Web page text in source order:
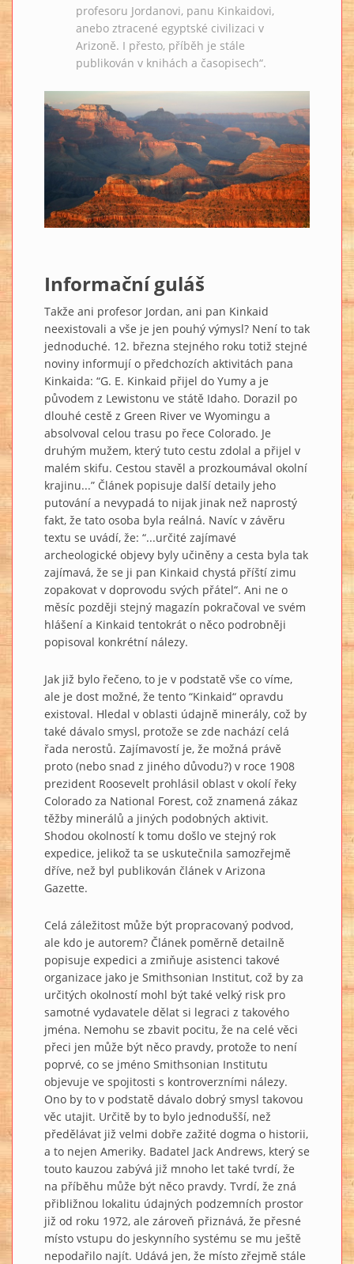
profesoru Jordanovi, panu Kinkaidovi,
anebo ztracené egyptské civilizaci v
Arizoně. I přesto, příběh je stále
publikován v knihách a časopisech“.
Informační guláš
Takže ani profesor Jordan, ani pan Kinkaid
neexistovali a vše je jen pouhý výmysl? Není to tak
jednoduché. 12. března stejného roku totiž stejné
noviny informují o předchozích aktivitách pana
Kinkaida: “G. E. Kinkaid přijel do Yumy a je
původem z Lewistonu ve státě Idaho. Dorazil po
dlouhé cestě z Green River ve Wyomingu a
absolvoval celou trasu po řece Colorado. Je
druhým mužem, který tuto cestu zdolal a přijel v
malém skifu. Cestou stavěl a prozkoumával okolní
krajinu...” Článek popisuje další detaily jeho
putování a nevypadá to nijak jinak než naprostý
fakt, že tato osoba byla reálná. Navíc v závěru
textu se uvádí, že: “...určité zajímavé
archeologické objevy byly učiněny a cesta byla tak
zajímavá, že se ji pan Kinkaid chystá příští zimu
zopakovat v doprovodu svých přátel“. Ani ne o
měsíc později stejný magazín pokračoval ve svém
hlášení a Kinkaid tentokrát o něco podrobněji
popisoval konkrétní nálezy.
Jak již bylo řečeno, to je v podstatě vše co víme,
ale je dost možné, že tento “Kinkaid“ opravdu
existoval. Hledal v oblasti údajně minerály, což by
také dávalo smysl, protože se zde nachází celá
řada nerostů. Zajímavostí je, že možná právě
proto (nebo snad z jiného důvodu?) v roce 1908
prezident Roosevelt prohlásil oblast v okolí řeky
Colorado za National Forest, což znamená zákaz
těžby minerálů a jiných podobných aktivit.
Shodou okolností k tomu došlo ve stejný rok
expedice, jelikož ta se uskutečnila samozřejmě
dříve, než byl publikován článek v Arizona
Gazette.
Celá záležitost může být propracovaný podvod,
ale kdo je autorem? Článek poměrně detailně
popisuje expedici a zmiňuje asistenci takové
organizace jako je Smithsonian Institut, což by za
určitých okolností mohl být také velký risk pro
samotné vydavatele dělat si legraci z takového
jména. Nemohu se zbavit pocitu, že na celé věci
přeci jen může být něco pravdy, protože to není
poprvé, co se jméno Smithsonian Institutu
objevuje ve spojitosti s kontroverzními nálezy.
Ono by to v podstatě dávalo dobrý smysl takovou
věc utajit. Určitě by to bylo jednodušší, než
předělávat již velmi dobře zažité dogma o historii,
a to nejen Ameriky. Badatel Jack Andrews, který se
touto kauzou zabývá již mnoho let také tvrdí, že
na příběhu může být něco pravdy. Tvrdí, že zná
přibližnou lokalitu údajných podzemních prostor
již od roku 1972, ale zároveň přiznává, že přesné
místo vstupu do jeskynního systému se mu ještě
nepodařilo najít. Udává jen, že místo zřejmě stále